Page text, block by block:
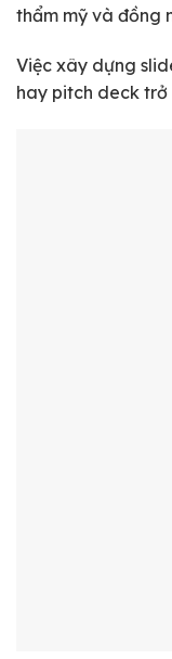
thẩm mỹ và đồng
Việc xây dựng
hay pitch deck trở